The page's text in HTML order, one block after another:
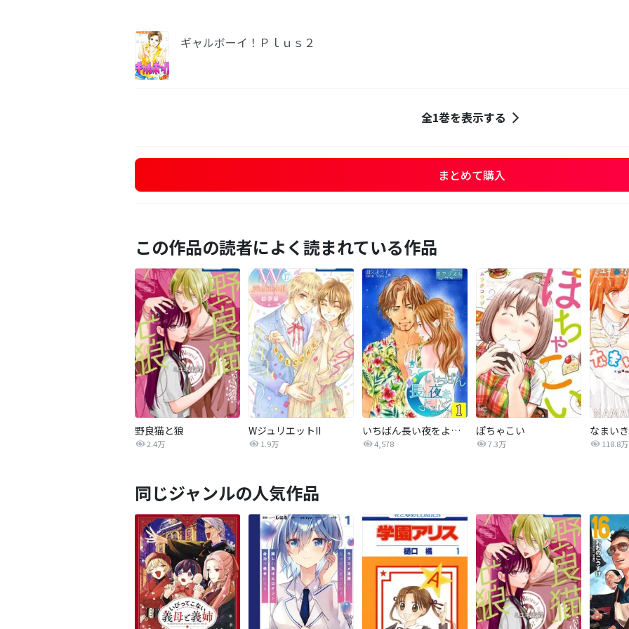
ギャルボーイ！Ｐｌｕｓ２
全1巻を表示する
まとめて購入
この作品の読者によく読まれている作品
野良猫と狼
2.4万
WジュリエットII
1.9万
いちばん長い夜をよろしく
4,578
ぽちゃこい
7.3万
なまい
118.8万
同じジャンルの人気作品